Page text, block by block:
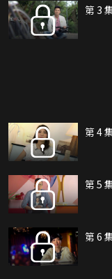
第 3
第 4
第 5
第 6